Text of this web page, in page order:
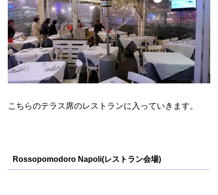
こちらのテラス席のレストランに入っていきます。
Rossopomodoro Napoli(レストラン会場)